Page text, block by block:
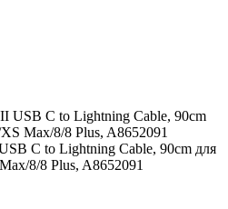
C to Lightning Cable, 90cm для
8/8 Plus, A8652091